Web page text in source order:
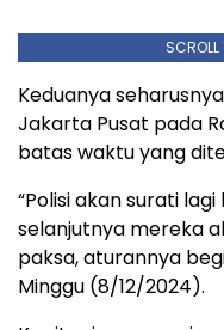
SCROLL
Keduanya
Jakarta Pusat pada
batas waktu yang
“Polisi akan surati
selanjutnya mereka
paksa, aturannya
Minggu (8/12/2024).